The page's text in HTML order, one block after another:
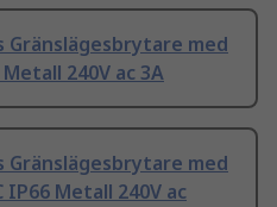
Gränslägesbrytare med
Metall 240V ac 3A
Gränslägesbrytare med
IP66 Metall 240V ac